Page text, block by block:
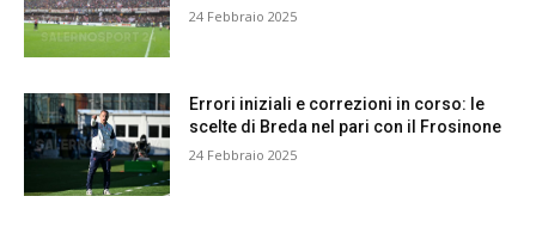
24 Febbraio 2025
Errori iniziali e correzioni in corso: le
scelte di Breda nel pari con il Frosinone
24 Febbraio 2025